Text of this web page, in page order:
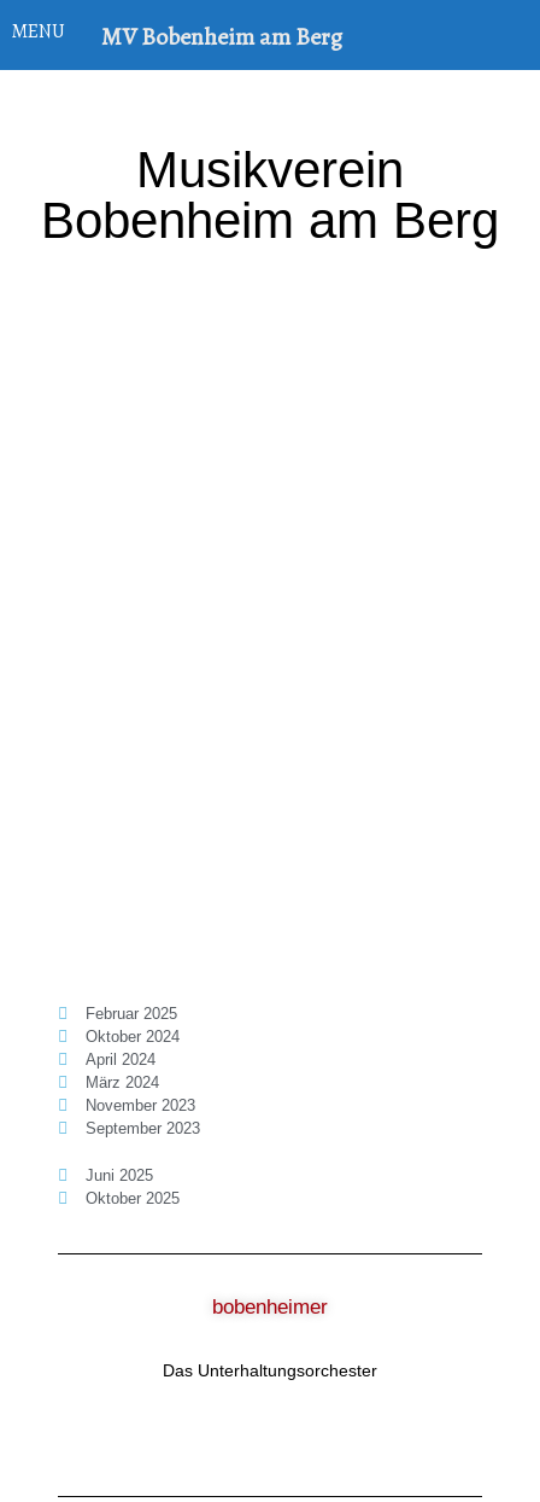
Musikverein
Bobenheim am Berg
Februar 2025
Oktober 2024
April 2024
März 2024
November 2023
September 2023
Juni 2025
Oktober 2025
bobenheimer
Das Unterhaltungsorchester
MENU MV Bobenheim am Berg